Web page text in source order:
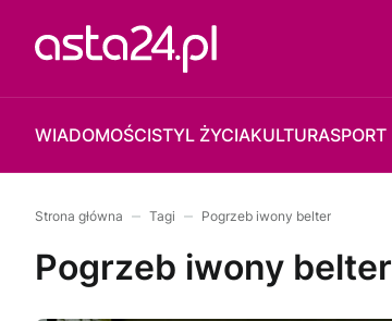
WIADOMOŚCISTYL ŻYCIAKULTURASPORT
Strona główna Tagi Pogrzeb iwony belter
Pogrzeb iwony belter